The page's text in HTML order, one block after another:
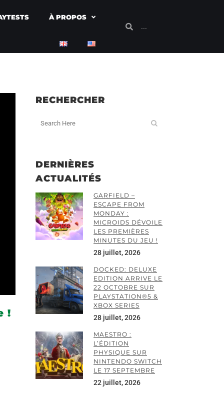
À PROPOS
!
RECHERCHER
DERNIÈRES
ACTUALITÉS
GARFIELD –
ESCAPE FROM
MONDAY :
MICROIDS DÉVOILE
LES PREMIÈRES
MINUTES DU JEU !
28 juillet, 2026
DOCKED: DELUXE
EDITION ARRIVE LE
22 OCTOBRE SUR
PLAYSTATION®5 &
XBOX SERIES
28 juillet, 2026
MAESTRO :
L’ÉDITION
PHYSIQUE SUR
NINTENDO SWITCH
LE 17 SEPTEMBRE
22 juillet, 2026